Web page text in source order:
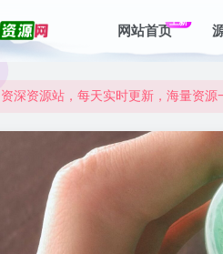
网站首页
上新
资深资源站，每天实时更新，海量资源
【启明网】找项目 + 低成本创业 + 减
资深资源站，每天实时更新，海量资源